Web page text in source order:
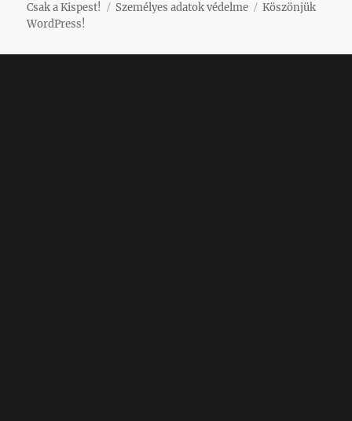
Csak a Kispest! Személyes adatok védelme
Köszönjük
WordPress!